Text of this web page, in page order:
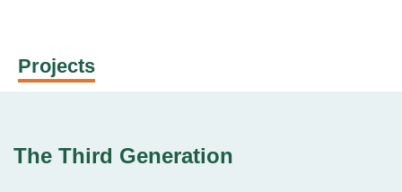
Projects
The Third Generation